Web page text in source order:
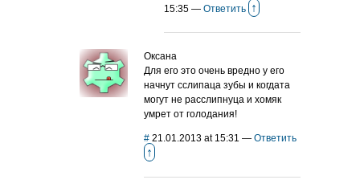
15:35 — Ответить ↑
Оксана
Для его это очень вредно у его
начнут сслипаца зубы и когдата
могут не расслипнуца и хомяк
умрет от голодания!
# 21.01.2013 at 15:31 — Ответить
↑